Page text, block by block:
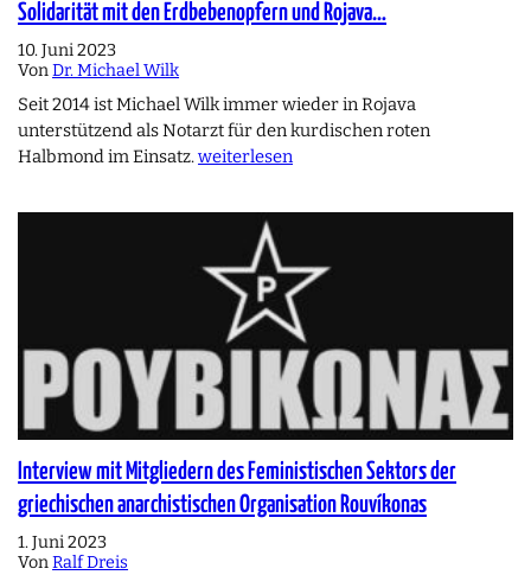
Solidarität mit den Erdbebenopfern und Rojava…
10. Juni 2023
VonDr. Michael Wilk
Seit 2014 ist Michael Wilk immer wieder in Rojava
unterstützend als Notarzt für den kurdischen roten
Halbmond im Einsatz.weiterlesen
Interview mit Mitgliedern des Feministischen Sektors der
griechischen anarchistischen Organisation Rouvíkonas
1. Juni 2023
VonRalf Dreis